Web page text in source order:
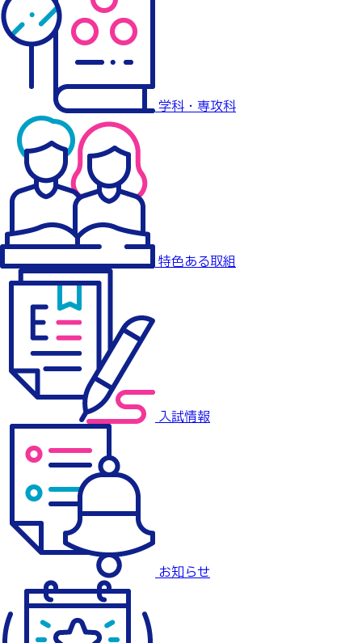
学科・専攻科
特色ある取組
入試情報
お知らせ